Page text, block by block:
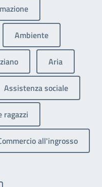
Ambiente
Aria
Assistenza sociale
ragazzi
all'ingrosso